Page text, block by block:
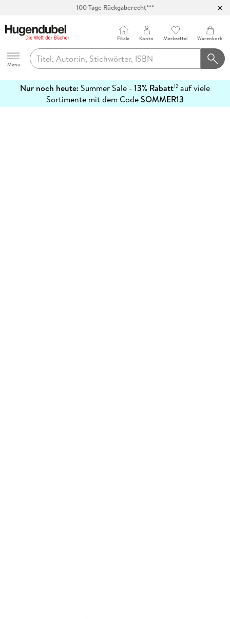
100 Tage Rückgaberecht***
Hugendubel
Menu
Filiale Konto Merkzettel Warenkorb
Nur noch heute: Summer Sale - 13% Rabatt12 auf viele
Sortimente mit dem CodeSOMMER13
erfahren